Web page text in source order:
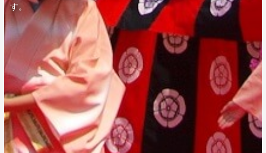
す。